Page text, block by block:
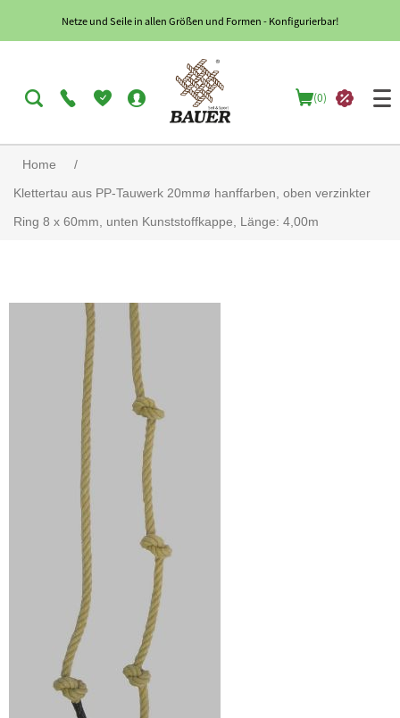
Netze und Seile in allen Größen und Formen - Konfigurierbar!
(0)
Home
/
Klettertau aus PP-Tauwerk 20mmø hanffarben, oben verzinkter
Ring 8 x 60mm, unten Kunststoffkappe, Länge: 4,00m